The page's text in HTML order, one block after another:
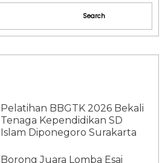
Pelatihan BBGTK 2026 Bekali
Tenaga Kependidikan SD
Islam Diponegoro Surakarta
Borong Juara Lomba Esai